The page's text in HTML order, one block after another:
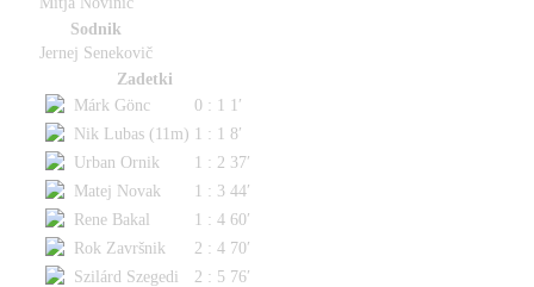
Sodnik
Jernej Senekovič
Zadetki
Márk Gönc
0 : 1 1′
Nik Lubas (11m) 1 : 1 8′
Urban Ornik
1 : 2 37′
Matej Novak
1 : 3 44′
Rene Bakal
1 : 4 60′
Rok Završnik
2 : 4 70′
Szilárd Szegedi
2 : 5 76′